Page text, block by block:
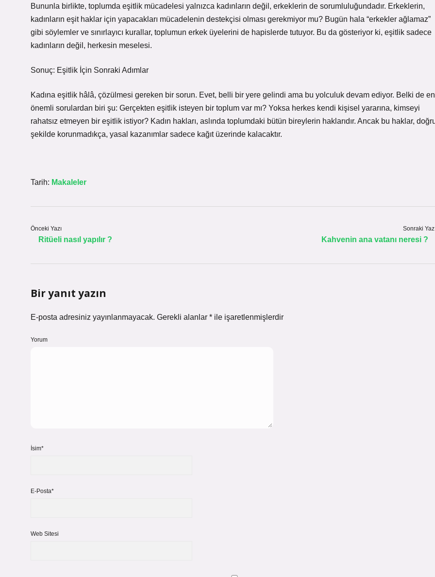
Bununla birlikte, toplumda eşitlik mücadelesi yalnızca kadınların değil, erkeklerin de sorumluluğundadır. Erkeklerin,
kadınların eşit haklar için yapacakları mücadelenin destekçisi olması gerekmiyor mu? Bugün hala “erkekler ağlamaz”
gibi söylemler ve sınırlayıcı kurallar, toplumun erkek üyelerini de hapislerde tutuyor. Bu da gösteriyor ki, eşitlik sadece
kadınların değil, herkesin meselesi.
Sonuç: Eşitlik İçin Sonraki Adımlar
Kadına eşitlik hâlâ, çözülmesi gereken bir sorun. Evet, belli bir yere gelindi ama bu yolculuk devam ediyor. Belki de en
önemli sorulardan biri şu: Gerçekten eşitlik isteyen bir toplum var mı? Yoksa herkes kendi kişisel yararına, kimseyi
rahatsız etmeyen bir eşitlik istiyor? Kadın hakları, aslında toplumdaki bütün bireylerin haklarıdır. Ancak bu haklar,
şekilde korunmadıkça, yasal kazanımlar sadece kağıt üzerinde kalacaktır.
Tarih: Makaleler
Önceki Yazı
Ritüeli nasıl yapılır ?
Sonraki
Kahvenin ana vatanı neresi ?
Bir yanıt yazın
E-posta adresiniz yayınlanmayacak. Gerekli alanlar * ile işaretlenmişlerdir
Yorum
İsim*
E-Posta*
Web Sitesi